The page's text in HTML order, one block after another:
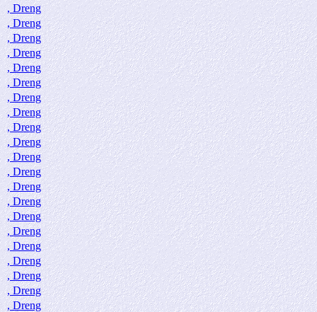
, Dreng
, Dreng
, Dreng
, Dreng
, Dreng
, Dreng
, Dreng
, Dreng
, Dreng
, Dreng
, Dreng
, Dreng
, Dreng
, Dreng
, Dreng
, Dreng
, Dreng
, Dreng
, Dreng
, Dreng
, Dreng